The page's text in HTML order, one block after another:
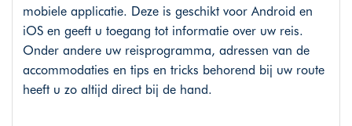
mobiele applicatie. Deze is geschikt voor Android en
iOS en geeft u toegang tot informatie over uw reis.
Onder andere uw reisprogramma, adressen van de
accommodaties en tips en tricks behorend bij uw route
heeft u zo altijd direct bij de hand.